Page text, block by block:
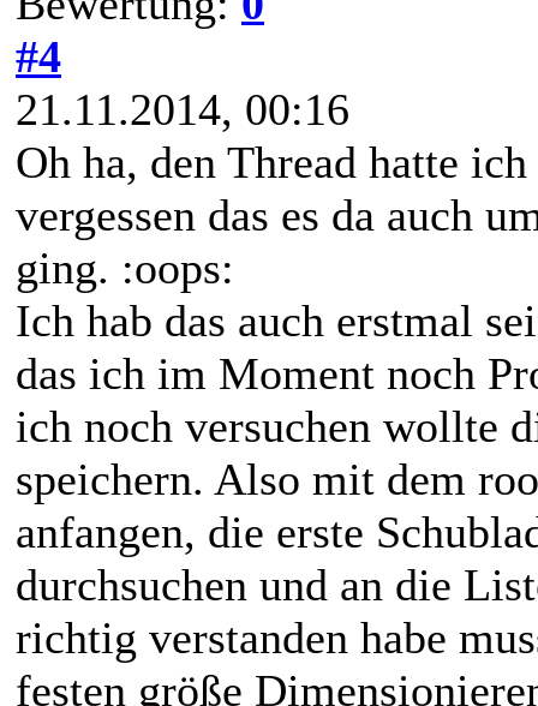
#4
21.11.2014, 00:16
Oh ha, den Thread hatte
vergessen das es da auch
ging. :oops:
Ich hab das auch erstmal
das ich im Moment noch
ich noch versuchen wollte
speichern. Also mit dem
anfangen, die erste
durchsuchen und an die
richtig verstanden habe
festen größe